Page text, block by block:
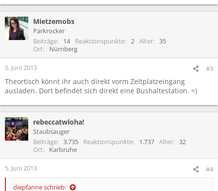
Mietzemobs
Parkrocker
Beiträge
14 Reaktionspunkte 2 Alter
35
Ort
Nürnberg
5. Juni 2013 #3
Theortisch könnt ihr auch direkt vorm Zeltplatzeingang
ausladen. Dort befindet sich direkt eine Bushaltestation. =)
rebeccatwloha!
Staubsauger
Beiträge
3.735 Reaktionspunkte 1.737 Alter
32
Ort
Karlsruhe
5. Juni 2013 #4
diepfanne schrieb: